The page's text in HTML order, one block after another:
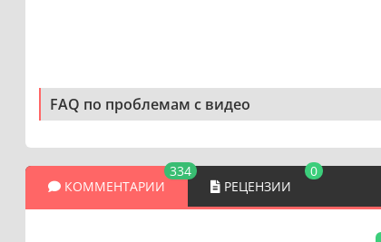
FAQ по проблемам с видео
КОММЕНТАРИИ
334
РЕЦЕНЗИИ
0